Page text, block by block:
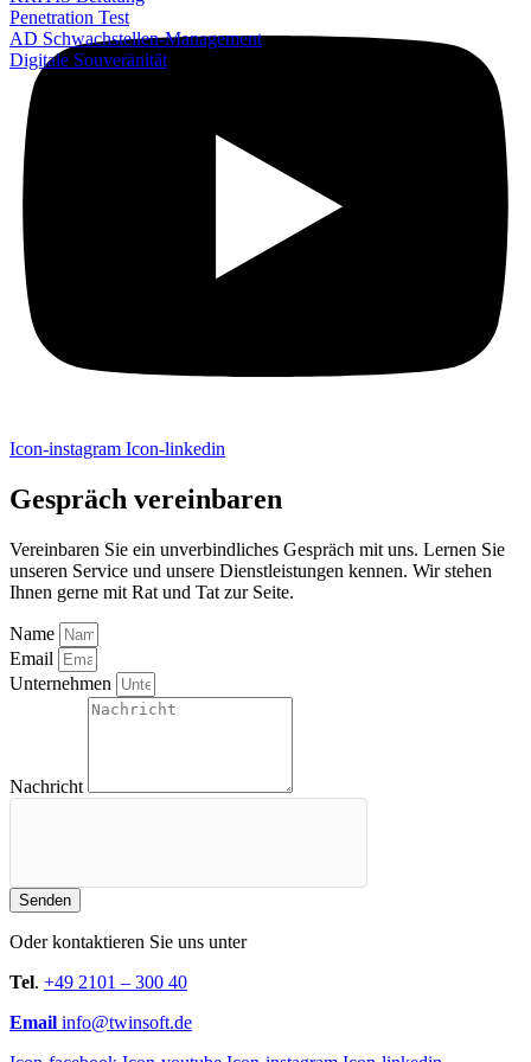
Penetration Test
AD Schwachstellen-Management
Digitale Souveränität
Icon-instagram Icon-linkedin
Gespräch vereinbaren
Vereinbaren Sie ein unverbindliches Gespräch mit uns. Lernen Sie
unseren Service und unsere Dienstleistungen kennen. Wir stehen
Ihnen gerne mit Rat und Tat zur Seite.
Name
Email
Unternehmen
Nachricht
Senden
Oder kontaktieren Sie uns unter
Tel. +49 2101 – 300 40
Email info@twinsoft.de